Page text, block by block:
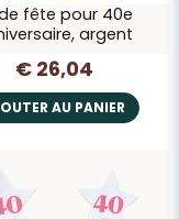
fête pour 40e
argent
€ 26,04
AU PANIER